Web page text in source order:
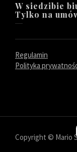
W siedzibie
Tylko na
Regulamin
Polityka
Copyright © Mario